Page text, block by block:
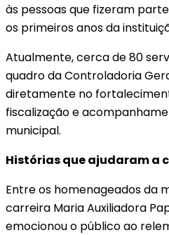
às pessoas que fizeram
os primeiros anos da
Atualmente, cerca de 80
quadro da Controladoria
diretamente no
fiscalização e
municipal.
Histórias que ajudaram a
Entre os homenageados da
carreira Maria Auxiliadora
emocionou o público ao